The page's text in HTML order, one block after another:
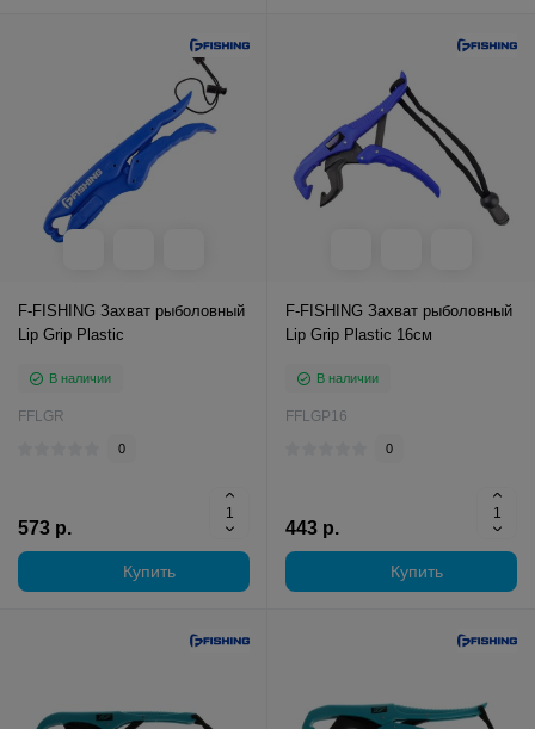
F-FISHING Захват рыболовный
Lip Grip Plastic
В наличии
FFLGR
0
573 р.
Купить
F-FISHING Захват рыболовный
Lip Grip Plastic 16см
В наличии
FFLGP16
0
443 р.
Купить